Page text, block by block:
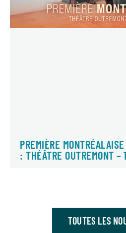
PREMIÈRE
: THÉÂTRE OUTREMONT –
TOUTES LES